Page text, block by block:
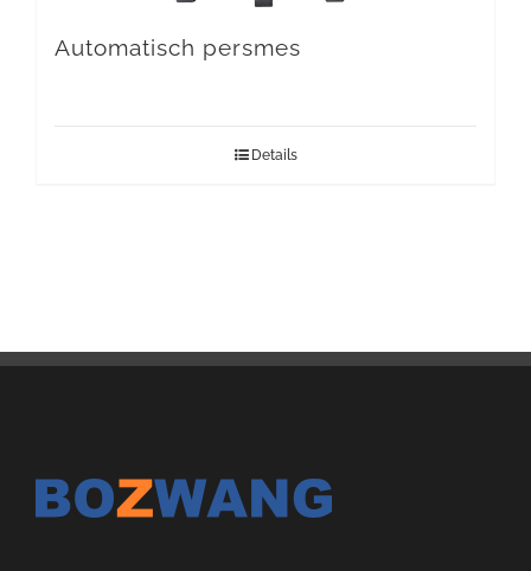
Automatisch persmes
Details